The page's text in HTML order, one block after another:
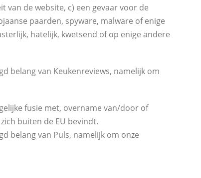
de website, c) een gevaar voor de
paarden, spyware, malware of enige
hatelĳk, kwetsend of op enige andere
belang van Keukenreviews, namelijk om
fusie met, overname van/door of
buiten de EU bevindt.
belang van Puls, namelijk om onze